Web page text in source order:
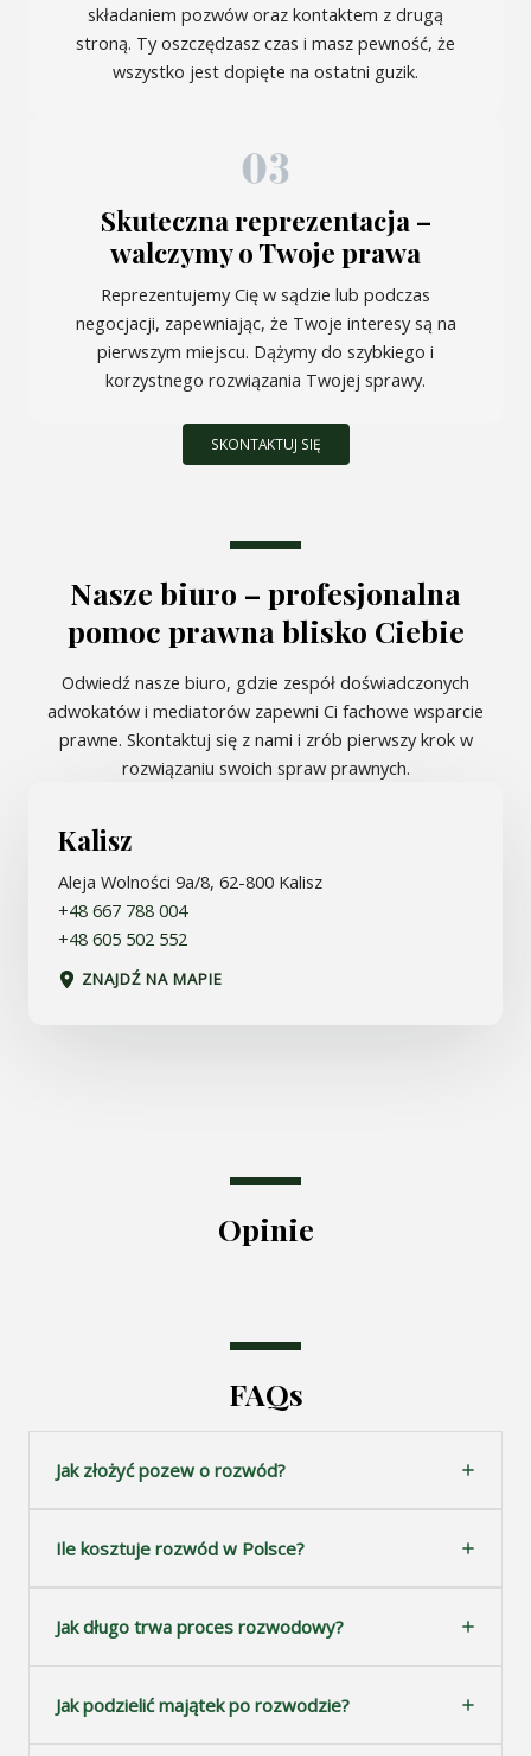
składaniem pozwów oraz kontaktem z drugą
stroną. Ty oszczędzasz czas i masz pewność, że
wszystko jest dopięte na ostatni guzik.
Skuteczna reprezentacja –
walczymy o Twoje prawa
Reprezentujemy Cię w sądzie lub podczas
negocjacji, zapewniając, że Twoje interesy są na
pierwszym miejscu. Dążymy do szybkiego i
korzystnego rozwiązania Twojej sprawy.
SKONTAKTUJ SIĘ
Nasze biuro – profesjonalna
pomoc prawna blisko Ciebie
Odwiedź nasze biuro, gdzie zespół doświadczonych
adwokatów i mediatorów zapewni Ci fachowe wsparcie
prawne. Skontaktuj się z nami i zrób pierwszy krok w
rozwiązaniu swoich spraw prawnych.
Kalisz
Aleja Wolności 9a/8, 62-800 Kalisz
+48 667 788 004
+48 605 502 552
ZNAJDŹ NA MAPIE
Opinie
FAQs
Jak złożyć pozew o rozwód?
Ile kosztuje rozwód w Polsce?
Jak długo trwa proces rozwodowy?
Jak podzielić majątek po rozwodzie?